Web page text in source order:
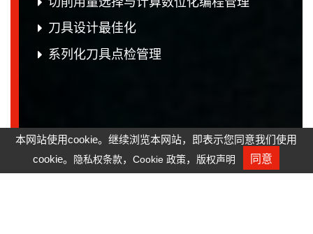
刀具设计最佳化
系列化刀具点检管理
人才招募
本网站使用cookie。继续浏览本网站，即表示您同意我们使用
cookie。
隐私权条款，Cookie 政策， 版权声明 同意